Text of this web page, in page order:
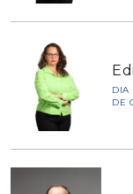
DIA
DE